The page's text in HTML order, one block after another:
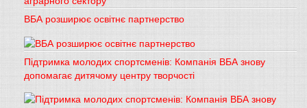
ВБА розширює освітнє партнерство
Підтримка молодих спортсменів: Компанія ВБА знову
допомагає дитячому центру творчості